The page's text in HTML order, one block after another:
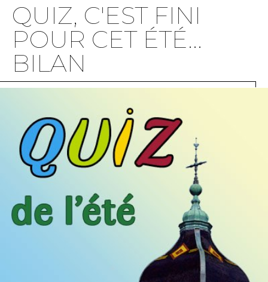
QUIZ, C'EST FINI
POUR CET ÉTÉ...
BILAN